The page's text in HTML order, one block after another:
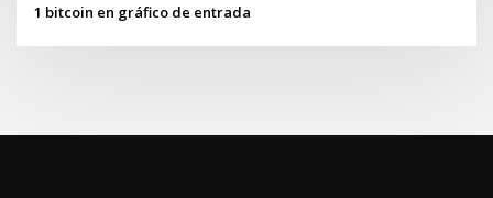
1 bitcoin en gráfico de entrada